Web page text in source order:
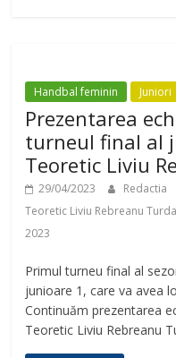
Handbal feminin Juniori
Prezentarea
turneul final al
Teoretic Liviu
29/04/2023 Redactia
Teoretic Liviu Rebreanu Turda
2023
Primul turneu final al
junioare 1, care va avea
Continuăm prezentarea
Teoretic Liviu Rebreanu